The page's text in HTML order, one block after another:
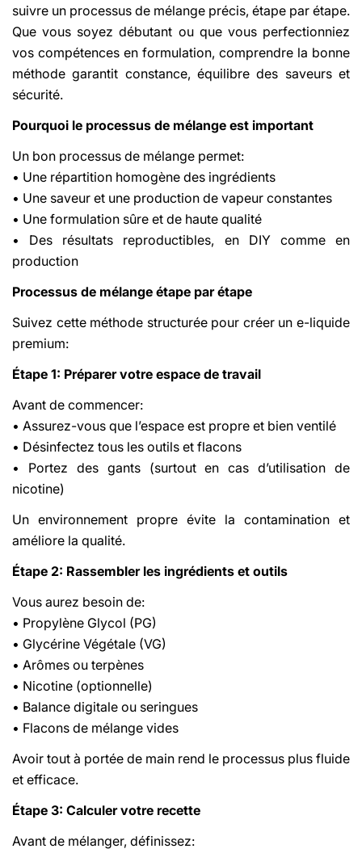
suivre un processus de mélange précis, étape par étape.
Que vous soyez débutant ou que vous perfectionniez
vos compétences en formulation, comprendre la bonne
méthode garantit constance, équilibre des saveurs et
sécurité.
Pourquoi le processus de mélange est important
Un bon processus de mélange permet:
• Une répartition homogène des ingrédients
• Une saveur et une production de vapeur constantes
• Une formulation sûre et de haute qualité
• Des résultats reproductibles, en DIY comme en
production
Processus de mélange étape par étape
Suivez cette méthode structurée pour créer un e-liquide
premium:
Étape 1: Préparer votre espace de travail
Avant de commencer:
• Assurez-vous que l’espace est propre et bien ventilé
• Désinfectez tous les outils et flacons
• Portez des gants (surtout en cas d’utilisation de
nicotine)
Un environnement propre évite la contamination et
améliore la qualité.
Étape 2: Rassembler les ingrédients et outils
Vous aurez besoin de:
• Propylène Glycol (PG)
• Glycérine Végétale (VG)
• Arômes ou terpènes
• Nicotine (optionnelle)
• Balance digitale ou seringues
• Flacons de mélange vides
Avoir tout à portée de main rend le processus plus fluide
et efficace.
Étape 3: Calculer votre recette
Avant de mélanger, définissez: